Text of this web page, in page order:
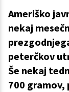
Ameriško
nekaj
peterčkov
Še nekaj
700